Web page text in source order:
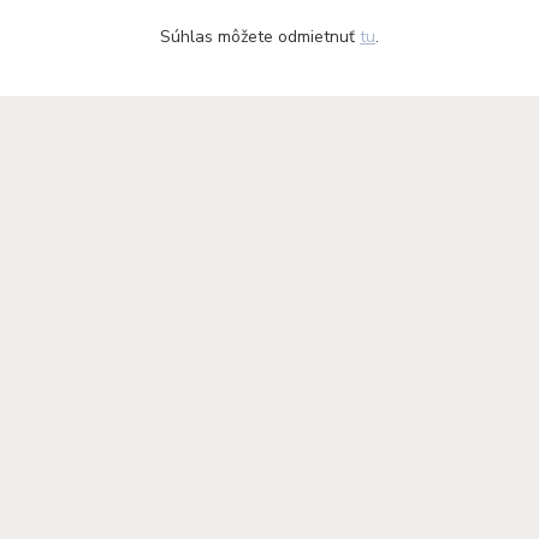
Súhlas môžete odmietnuť tu.